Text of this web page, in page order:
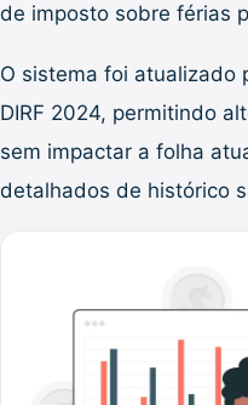
de imposto sobre férias
O sistema foi atualizado
DIRF 2024, permitindo
sem impactar a folha
detalhados de histórico